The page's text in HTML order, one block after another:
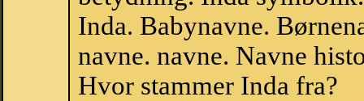
Inda. Babynavne.
navne. navne. Navne
Hvor stammer Inda fra?